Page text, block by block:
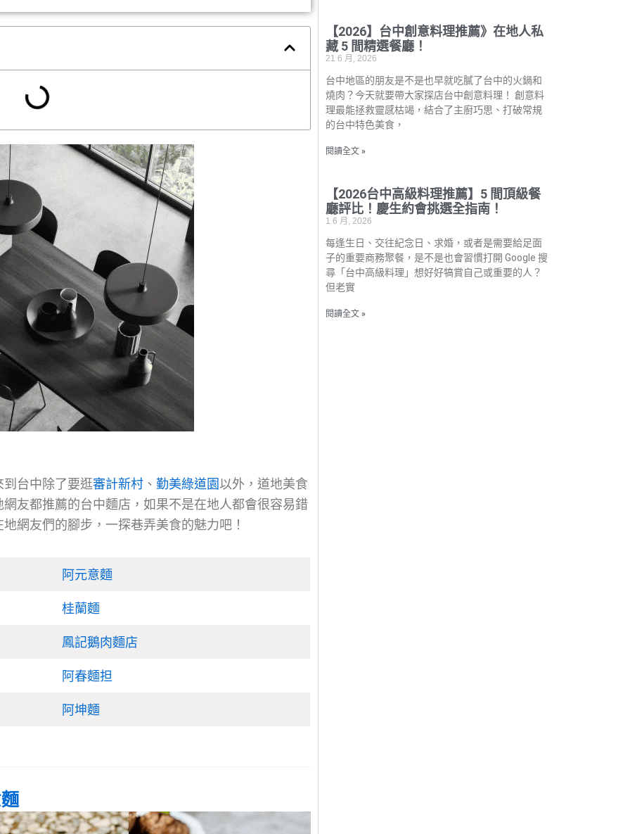
台中除了要逛審計新村 、 勤美綠道園以外，道地美食
友都推薦的台中麵店，如果不是在地人都會很容易錯
網友們的腳步，一探巷弄美食的魅力吧！
阿元意麵
桂蘭麵
鳳記鵝肉麵店
阿春麵担
阿坤麵
【2026】台中創意料理推薦》在地人私
藏 5 間精選餐廳！
21 6 月, 2026
台中地區的朋友是不是也早就吃膩了台中的火鍋和
燒肉？今天就要帶大家探店台中創意料理！ 創意料
理最能拯救靈感枯竭，結合了主廚巧思、打破常規
的台中特色美食，
閱讀全文 »
【2026台中高級料理推薦】5 間頂級餐
廳評比！慶生約會挑選全指南！
1 6 月, 2026
每逢生日、交往紀念日、求婚，或者是需要給足面
子的重要商務聚餐，是不是也會習慣打開 Google 搜
尋「台中高級料理」想好好犒賞自己或重要的人？
但老實
閱讀全文 »